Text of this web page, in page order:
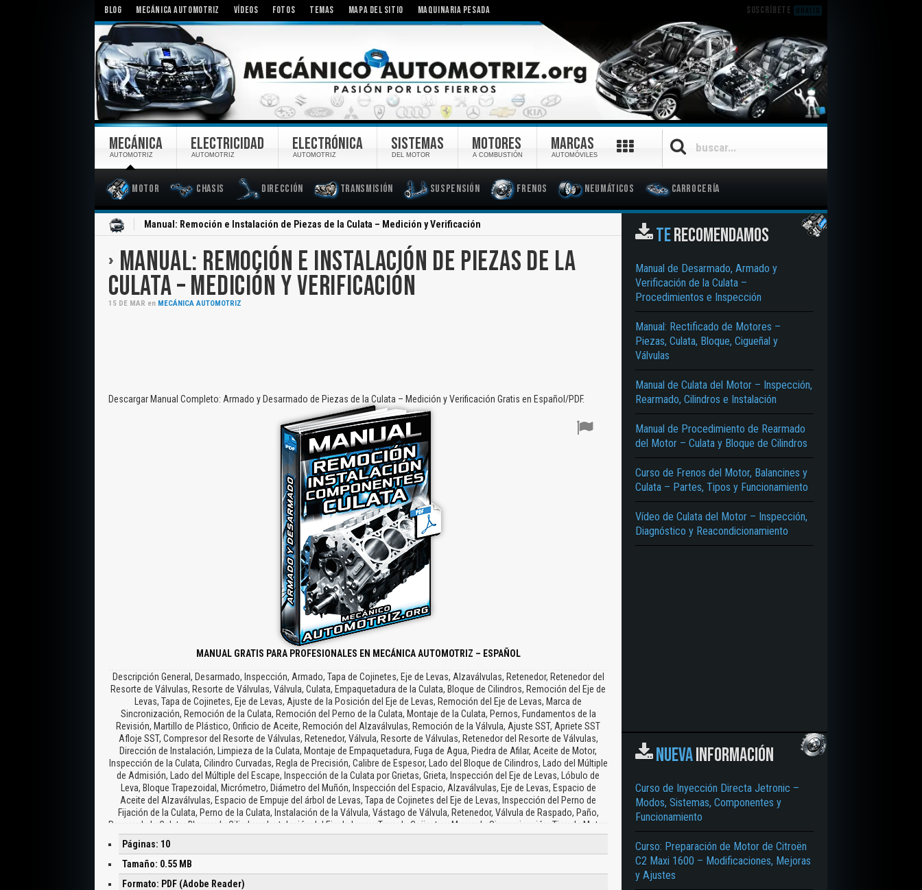
BLOG MECÁNICA AUTOMOTRIZ VÍDEOS FOTOS TEMAS MAPA DEL SITIO MAQUINARIA PESADA SUSCRÍBETE GRATIS
MECÁNICA
AUTOMOTRIZ
Motor Chasis Dirección Transmisión Suspensión Frenos Neumáticos Carrocería
ELECTRICIDAD
AUTOMOTRIZ
ELECTRÓNICA
AUTOMOTRIZ
SISTEMAS
DEL MOTOR
MOTORES
A COMBUSTIÓN
MARCAS
AUTOMÓVILES
Manual: Remoción e Instalación de Piezas de la Culata – Medición y Verificación
MANUAL: REMOCIÓN E INSTALACIÓN DE PIEZAS DE LA
CULATA – MEDICIÓN Y VERIFICACIÓN
15 DE MAR en MECÁNICA AUTOMOTRIZ
Descargar Manual Completo: Armado y Desarmado de Piezas de la Culata – Medición y Verificación Gratis en Español/PDF.
MANUAL GRATIS PARA PROFESIONALES EN MECÁNICA AUTOMOTRIZ – ESPAÑOL
Descripción General, Desarmado, Inspección, Armado, Tapa de Cojinetes, Eje de Levas, Alzaválvulas, Retenedor, Retenedor del
Resorte de Válvulas, Resorte de Válvulas, Válvula, Culata, Empaquetadura de la Culata, Bloque de Cilindros, Remoción del Eje de
Levas, Tapa de Cojinetes, Eje de Levas, Ajuste de la Posición del Eje de Levas, Remoción del Eje de Levas, Marca de
Sincronización, Remoción de la Culata, Remoción del Perno de la Culata, Montaje de la Culata, Pernos, Fundamentos de la
Revisión, Martillo de Plástico, Orificio de Aceite, Remoción del Alzaválvulas, Remoción de la Válvula, Ajuste SST, Apriete SST
Afloje SST, Compresor del Resorte de Válvulas, Retenedor, Válvula, Resorte de Válvulas, Retenedor del Resorte de Válvulas,
Dirección de Instalación, Limpieza de la Culata, Montaje de Empaquetadura, Fuga de Agua, Piedra de Afilar, Aceite de Motor,
Inspección de la Culata, Cilindro Curvadas, Regla de Precisión, Calibre de Espesor, Lado del Bloque de Cilindros, Lado del Múltiple
de Admisión, Lado del Múltiple del Escape, Inspección de la Culata por Grietas, Grieta, Inspección del Eje de Levas, Lóbulo de
Leva, Bloque Trapezoidal, Micrómetro, Diámetro del Muñón, Inspección del Espacio, Alzaválvulas, Eje de Levas, Espacio de
Aceite del Alzaválvulas, Espacio de Empuje del árbol de Levas, Tapa de Cojinetes del Eje de Levas, Inspección del Perno de
Fijación de la Culata, Perno de la Culata, Instalación de la Válvula, Vástago de Válvula, Retenedor, Válvula de Raspado, Paño,
Pernos de la Culata, Bloque de Cilindros, Instalación del Eje de Levas, Tapa de Cojinetes, Marca de Sincronización, Tipo de Motor,
Manual de Reparaciones, Modelos de Vehículo, Pasadores de Detonaciones, Remueva SST…
Páginas: 10
Tamaño: 0.55 MB
Formato: PDF (Adobe Reader)
TERECOMENDAMOS
Manual de Desarmado, Armado y
Verificación de la Culata –
Procedimientos e Inspección
Manual: Rectificado de Motores –
Piezas, Culata, Bloque, Cigueñal y
Válvulas
Manual de Culata del Motor – Inspección,
Rearmado, Cilindros e Instalación
Manual de Procedimiento de Rearmado
del Motor – Culata y Bloque de Cilindros
Curso de Frenos del Motor, Balancines y
Culata – Partes, Tipos y Funcionamiento
Vídeo de Culata del Motor – Inspección,
Diagnóstico y Reacondicionamiento
NUEVAINFORMACIÓN
Curso de Inyección Directa Jetronic –
Modos, Sistemas, Componentes y
Funcionamiento
Curso: Preparación de Motor de Citroën
C2 Maxi 1600 – Modificaciones, Mejoras
y Ajustes